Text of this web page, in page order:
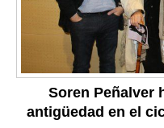
Soren Peñalver
antigüedad en el